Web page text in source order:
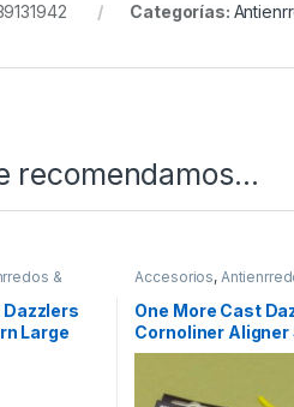
Categorías:
recomendamos…
&
Dazzlers
Large
Accesorios,
One More Cast
Cornoliner Aligner